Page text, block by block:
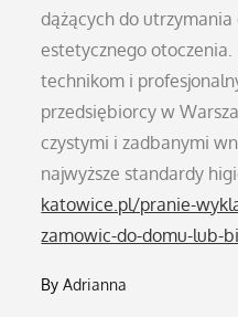
dążących do
estetycznego
technikom i
przedsiębiorcy w
czystymi i zadbanymi
najwyższe standardy
katowice.pl/pranie-
zamowic-do-domu-lub-
ByAdrianna